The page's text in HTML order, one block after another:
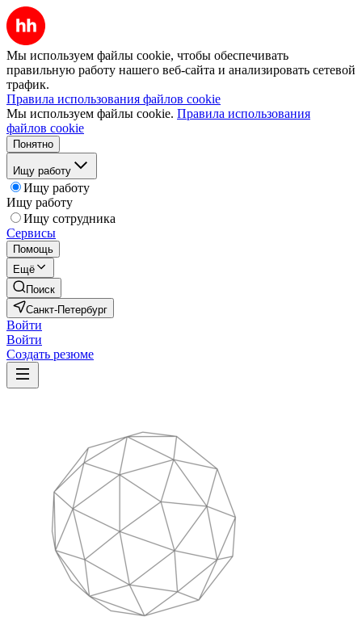
Мы используем файлы cookie, чтобы обеспечивать
правильную работу нашего веб-сайта и анализировать сетевой
трафик.
Правила использования файлов cookie
Мы используем файлы cookie. Правила использования
файлов cookie
Понятно
Ищу работу
Ищу работу
Ищу работу
Ищу сотрудника
Сервисы
Помощь
Ещё
Поиск
Санкт-Петербург
Войти
Войти
Создать резюме